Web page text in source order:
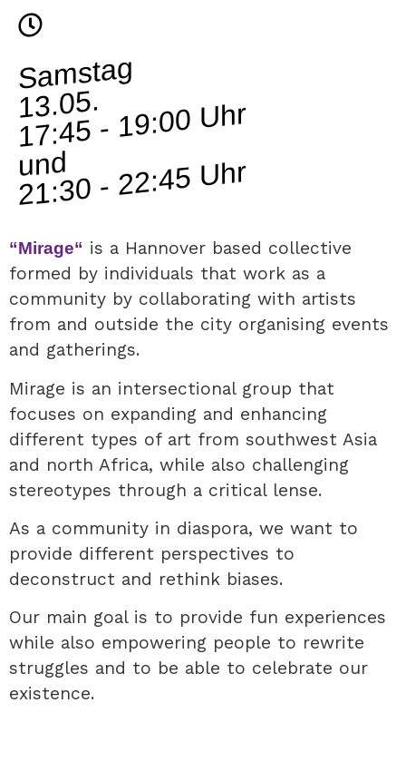
Samstag
13.05.
17:45 - 19:00 Uhr
und
21:30 - 22:45 Uhr
“Mirage“ is a Hannover based collective
formed by individuals that work as a
community by collaborating with artists
from and outside the city organising events
and gatherings.
Mirage is an intersectional group that
focuses on expanding and enhancing
different types of art from southwest Asia
and north Africa, while also challenging
stereotypes through a critical lense.
As a community in diaspora, we want to
provide different perspectives to
deconstruct and rethink biases.
Our main goal is to provide fun experiences
while also empowering people to rewrite
struggles and to be able to celebrate our
existence.